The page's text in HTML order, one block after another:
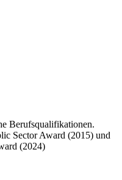
Berufsqualifikationen.
Sector Award (2015) und
(2024)